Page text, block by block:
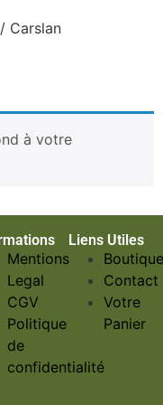
/ Carslan
à votre
Mentions
Legal
CGV
Politique
de
confidentialité
Liens Utiles
Contact
Votre
Panier